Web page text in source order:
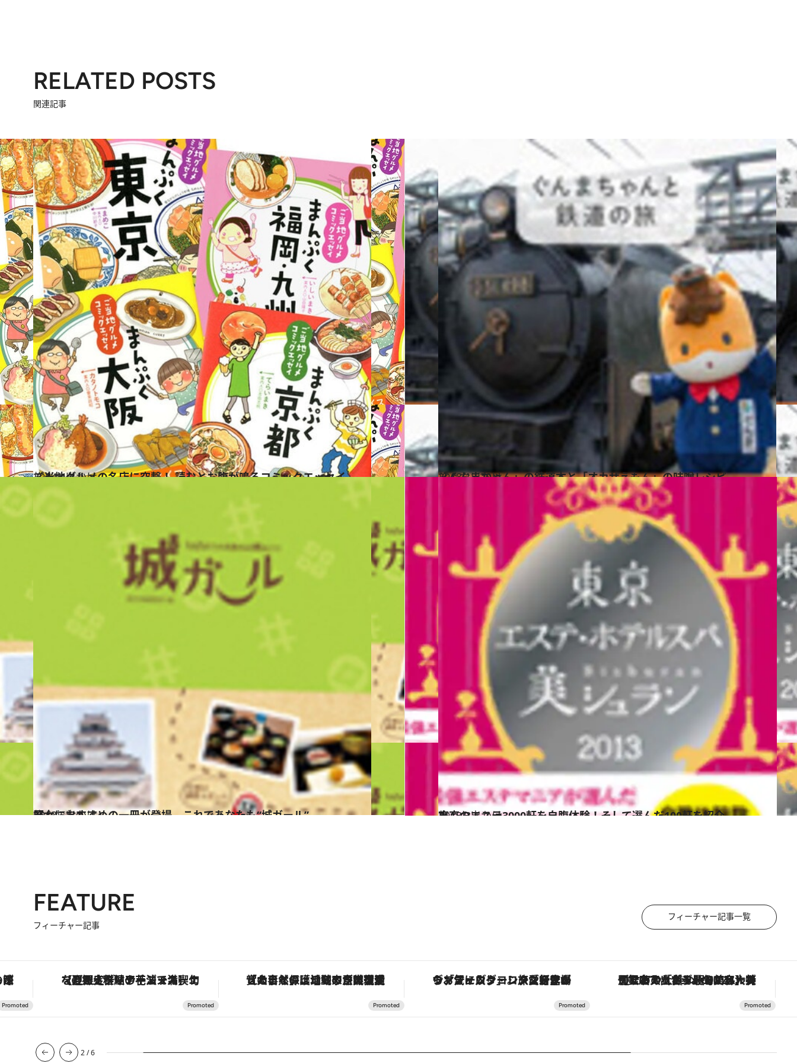
RELATED POSTS
関連記事
2014.4.4
ご当地グルメの名店に突撃！ 読むとお腹が鳴るコミックエッセイ
旅＆お出かけ 2013.12.20
「ぐんまちゃん」の鉄道本と「オカザえもん」の味噌レシピ
旅＆お出かけ
2013.5.24
歴女におすすめの一冊が登場 これであなたも“城ガール”
旅＆お出かけ 2013.3.1
東京のエステ3000軒を自腹体験！そして選んだ100軒を紹介
旅＆お出かけ
FEATURE
フィーチャー記事
フィーチャー記事一覧
で満喫！ 「大事なのは地域の意識を変えること」。ロレックス賞受賞の自然保護活動家が実現させたナイジェリアの自然環境の復活 ヴァシュロン・コンスタンタン「オーヴァーシーズ・オートマティック」。旅愛好家のお気に入りコレクションから、ジェンダーレスな新作が登場 【銀座で出合う最旬美容】美髪ケアや上質な眠り…セルフケアのアップデートから、特別な名入れギフトまで。大人のための「ReFa GINZA」クルーズ 「星のや富士」でデジタルデトックス。冨士信仰の歴史を辿り、心身を調える。
3/6